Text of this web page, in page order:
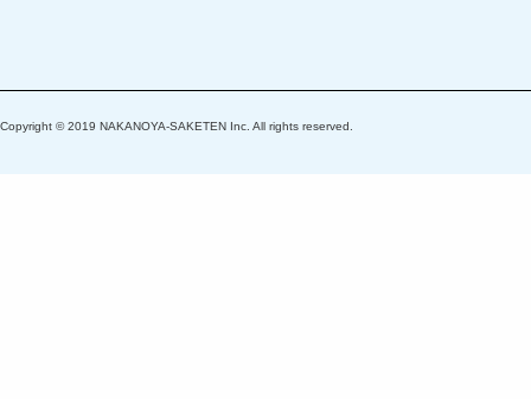
Copyright © 2019 NAKANOYA-SAKETEN Inc. All rights reserved.